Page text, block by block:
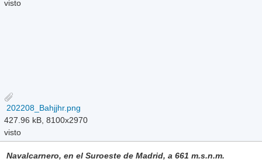
visto
202208_Bahjjhr.png
427.96 kB, 8100x2970
visto
Navalcarnero, en el Suroeste de Madrid, a 661 m.s.n.m.